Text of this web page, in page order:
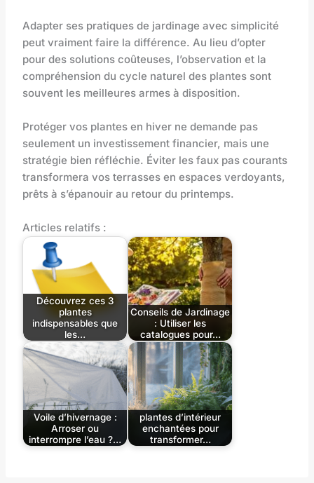
Adapter ses pratiques de jardinage avec simplicité
peut vraiment faire la différence. Au lieu d’opter
pour des solutions coûteuses, l’observation et la
compréhension du cycle naturel des plantes sont
souvent les meilleures armes à disposition.
Protéger vos plantes en hiver ne demande pas
seulement un investissement financier, mais une
stratégie bien réfléchie. Éviter les faux pas courants
transformera vos terrasses en espaces verdoyants,
prêts à s’épanouir au retour du printemps.
Articles relatifs :
Découvrez ces 3
plantes
indispensables que
les…
Conseils de Jardinage
: Utiliser les
catalogues pour…
Voile d’hivernage :
Arroser ou
interrompre l’eau ?…
plantes d’intérieur
enchantées pour
transformer…